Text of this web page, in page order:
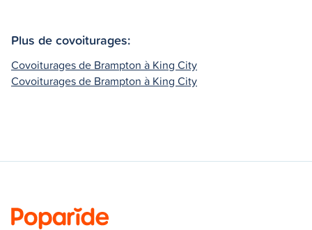
Plus de covoiturages:
Covoiturages de Brampton à King City
Covoiturages de Brampton à King City